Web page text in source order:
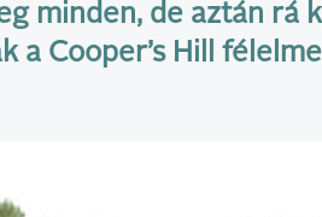
minden, de aztán rá
a Cooper’s Hill